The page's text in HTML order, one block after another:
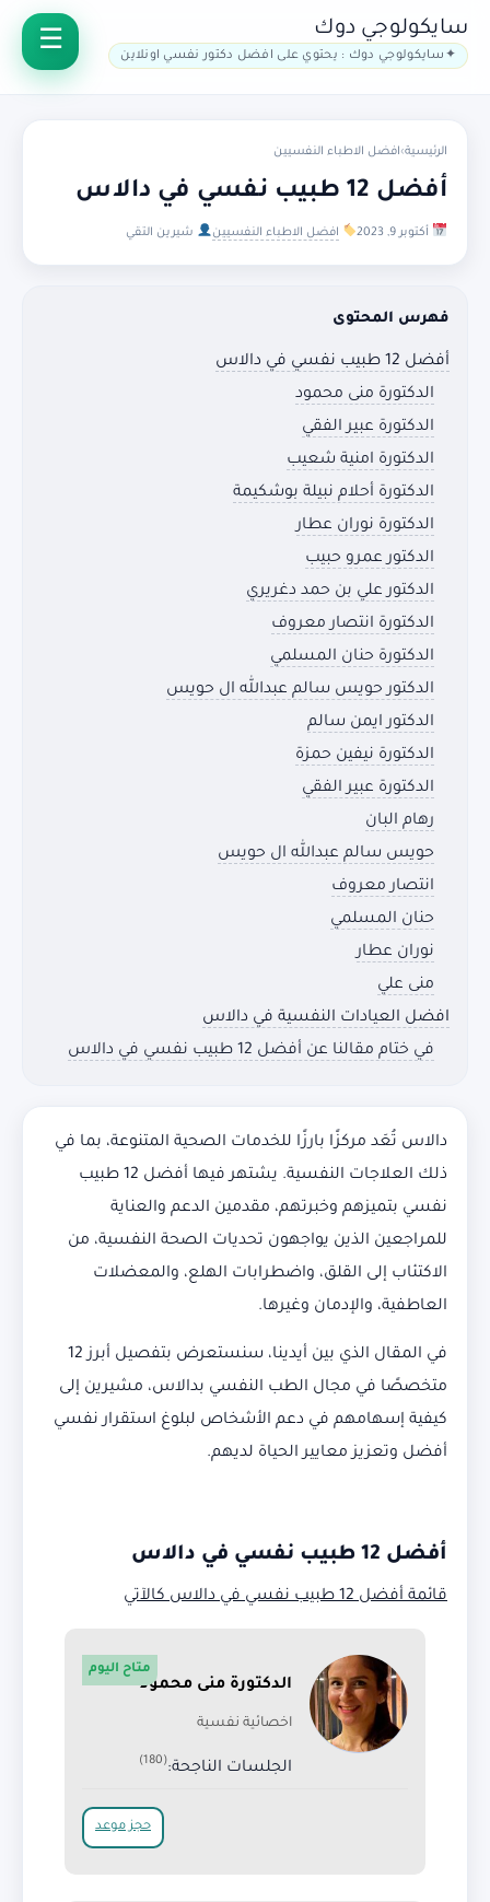
سايكولوجي دوك
سايكولوجي دوك : يحتوي على افضل دكتور نفسي اونلاين
الرئيسية›افضل الاطباء النفسيين
أفضل 12 طبيب نفسي في دالاس
أكتوبر 9, 2023 افضل الاطباء النفسيين شيرين التقي
فهرس المحتوى
أفضل 12 طبيب نفسي في دالاس
الدكتورة منى محمود
الدكتورة عبير الفقي
الدكتورة امنية شعيب
الدكتورة أحلام نبيلة بوشكيمة
الدكتورة نوران عطار
الدكتور عمرو حبيب
الدكتور علي بن حمد دغريري
الدكتورة انتصار معروف
الدكتورة حنان المسلمي
الدكتور حويس سالم عبدالله ال حويس
الدكتور ايمن سالم
الدكتورة نيفين حمزة
الدكتورة عبير الفقي
رهام البان
حويس سالم عبدالله ال حويس
انتصار معروف
حنان المسلمي
نوران عطار
منى علي
افضل العيادات النفسية في دالاس
في ختام مقالنا عن أفضل 12 طبيب نفسي في دالاس
دالاس تُعَد مركزًا بارزًا للخدمات الصحية المتنوعة، بما في
ذلك العلاجات النفسية. يشتهر فيها أفضل 12 طبيب
نفسي بتميزهم وخبرتهم، مقدمين الدعم والعناية
للمراجعين الذين يواجهون تحديات الصحة النفسية، من
الاكتئاب إلى القلق، واضطرابات الهلع، والمعضلات
العاطفية، والإدمان وغيرها.
في المقال الذي بين أيدينا، سنستعرض بتفصيل أبرز 12
متخصصًا في مجال الطب النفسي بدالاس، مشيرين إلى
كيفية إسهامهم في دعم الأشخاص لبلوغ استقرار نفسي
أفضل وتعزيز معايير الحياة لديهم.
أفضل 12 طبيب نفسي في دالاس
قائمةأفضل 12 طبيب نفسي في دالاس كالآتي
الدكتورة منى محمود
اخصائية نفسية
الجلسات الناجحة:(180)
متاح اليوم
حجز موعد